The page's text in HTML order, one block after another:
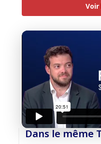
J'accepte la charte
Informatique
Dans le même